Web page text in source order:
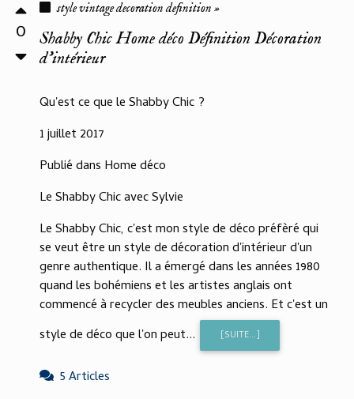
0
style vintage decoration definition »
Shabby Chic Home déco Définition Décoration
d'intérieur
Qu'est ce que le Shabby Chic ?
1 juillet 2017
Publié dans Home déco
Le Shabby Chic avec Sylvie
Le Shabby Chic, c'est mon style de déco préfèré qui
se veut être un style de décoration d'intérieur d'un
genre authentique. Il a émergé dans les années 1980
quand les bohémiens et les artistes anglais ont
commencé à recycler des meubles anciens. Et c'est un
style de déco que l'on peut...
[SUITE...]
5 Articles